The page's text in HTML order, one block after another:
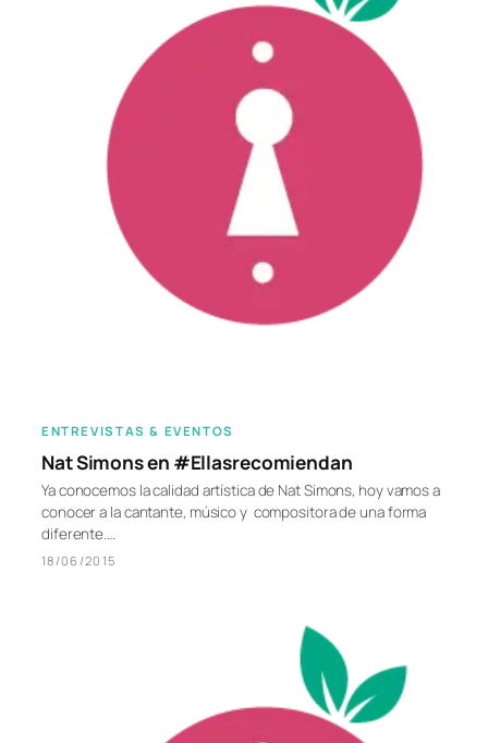
ENTREVISTAS & EVENTOS
Nat Simons en #Ellasrecomiendan
Ya conocemos la calidad artística de Nat Simons, hoy vamos a
conocer a la cantante, músico y compositora de una forma
diferente.…
18/06/2015